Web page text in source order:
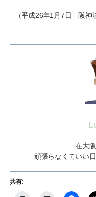
（平成26年1月7日 阪神
在大
頑張らなくていい
共有: